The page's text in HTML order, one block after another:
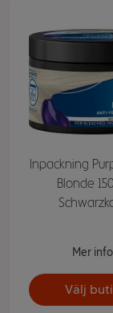
Inpackning
Blonde
Mer info
Välj